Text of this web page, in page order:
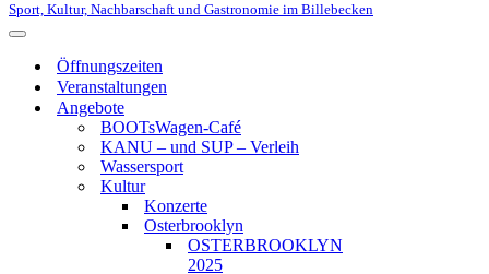
Sport, Kultur, Nachbarschaft und Gastronomie im Billebecken
Navigationsmenü
Öffnungszeiten
Veranstaltungen
Angebote
BOOTsWagen-Café
KANU – und SUP – Verleih
Wassersport
Kultur
Konzerte
Osterbrooklyn
OSTERBROOKLYN
2025